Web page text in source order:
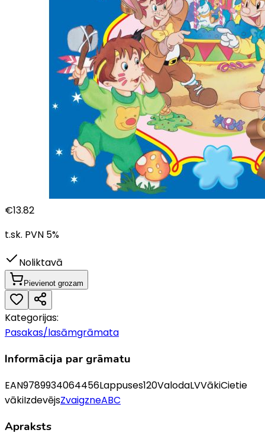
€13.82
t.sk. PVN 5%
Noliktavā
Pievienot grozam
Kategorijas:
Pasakas/lasāmgrāmata
Informācija par grāmatu
EAN9789934064456Lappuses120ValodaLVVākiCietie
vākiIzdevējsZvaigzneABC
Apraksts